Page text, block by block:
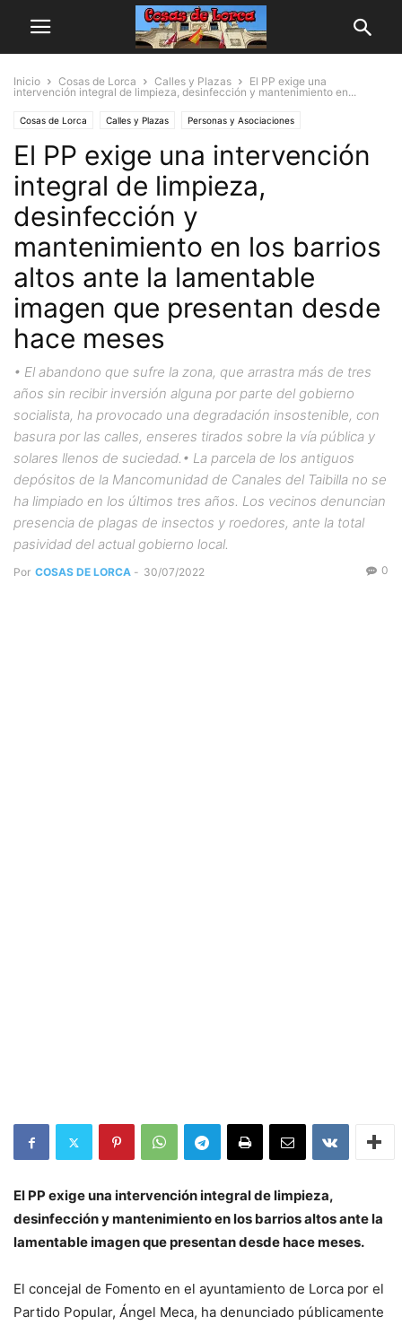
Inicio Cosas de Lorca Calles y Plazas
El PP exige una
intervención integral de limpieza, desinfección y mantenimiento en...
Cosas de Lorca Calles y Plazas Personas y Asociaciones
El PP exige una intervención
integral de limpieza,
desinfección y
mantenimiento en los barrios
altos ante la lamentable
imagen que presentan desde
hace meses
• El abandono que sufre la zona, que arrastra más de tres
años sin recibir inversión alguna por parte del gobierno
socialista, ha provocado una degradación insostenible, con
basura por las calles, enseres tirados sobre la vía pública y
solares llenos de suciedad.• La parcela de los antiguos
depósitos de la Mancomunidad de Canales del Taibilla no se
ha limpiado en los últimos tres años. Los vecinos denuncian
presencia de plagas de insectos y roedores, ante la total
pasividad del actual gobierno local.
Por COSAS DE LORCA - 30/07/2022 0
El PP exige una intervención integral de limpieza,
desinfección y mantenimiento en los barrios altos ante la
lamentable imagen que presentan desde hace meses.
El concejal de Fomento en el ayuntamiento de Lorca por el
Partido Popular, Ángel Meca, ha denunciado públicamente